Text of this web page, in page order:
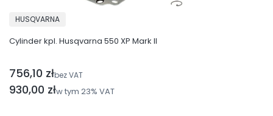
Cylinder kpl. Husqvarna 550 XP Mark II
PRODUCENT
HUSQVARNA
Cena brutto
930,00 złw tym 23% VAT
Cena netto
756,10 złbez VAT